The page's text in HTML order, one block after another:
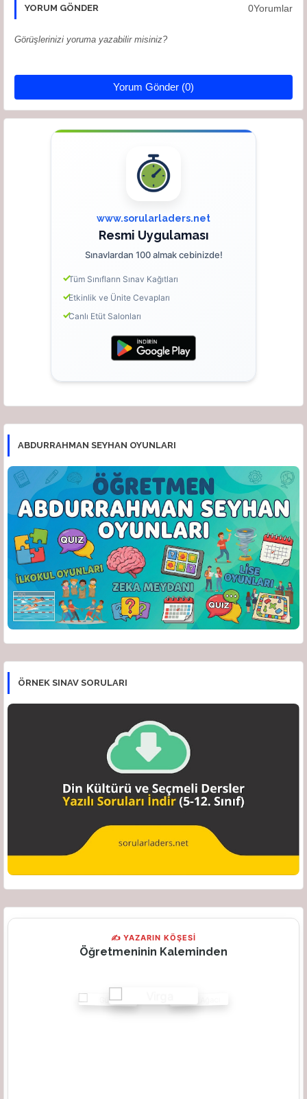
YORUM GÖNDER 0Yorumlar
Görüşlerinizi yoruma yazabilir misiniz?
Yorum Gönder (0)
www.sorularladers.net
Resmi Uygulaması
Sınavlardan 100 almak cebinizde!
Tüm Sınıfların Sınav Kağıtları
Etkinlik ve Ünite Cevapları
Canlı Etüt Salonları
ABDURRAHMAN SEYHAN OYUNLARI
ÖRNEK SINAV SORULARI
✍ YAZARIN KÖŞESİ
Öğretmeninin Kaleminden